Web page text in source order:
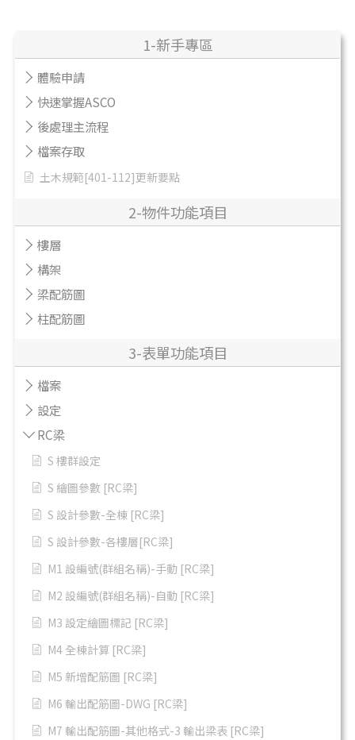
1-新手專區
體驗申請
快速掌握ASCO
後處理主流程
檔案存取
土木規範[401-112]更新要點
2-物件功能項目
樓層
構架
梁配筋圖
柱配筋圖
3-表單功能項目
檔案
設定
RC梁
S 樓群設定
S 繪圖參數 [RC梁]
S 設計參數-全棟 [RC梁]
S 設計參數-各樓層[RC梁]
M1 設編號(群組名稱)-手動 [RC梁]
M2 設編號(群組名稱)-自動 [RC梁]
M3 設定繪圖標記 [RC梁]
M4 全棟計算 [RC梁]
M5 新增配筋圖 [RC梁]
M6 輸出配筋圖-DWG [RC梁]
M7 輸出配筋圖-其他格式-3 輸出梁表 [RC梁]